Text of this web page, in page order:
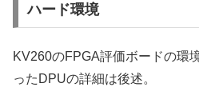
ハード環境
KV260のFPGA評価ボードの環
ったDPUの詳細は後述。